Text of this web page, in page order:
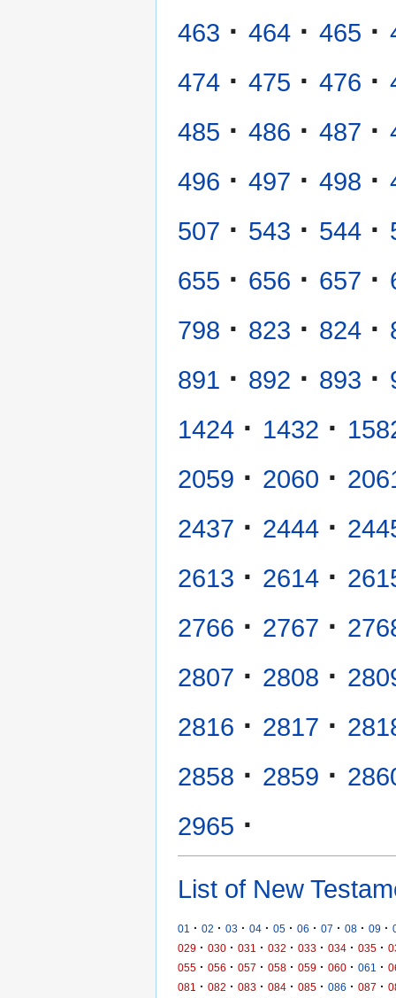
463 · 464 · 465 ·
474 · 475 · 476 ·
485 · 486 · 487 ·
496 · 497 · 498 ·
507 · 543 · 544 ·
655 · 656 · 657 ·
798 · 823 · 824 ·
891 · 892 · 893 ·
1424 · 1432 ·
2059 · 2060 ·
2437 · 2444 ·
2613 · 2614 ·
2766 · 2767 ·
2807 · 2808 ·
2816 · 2817 ·
2858 · 2859 ·
2965 ·
List of New
01 · 02 · 03 · 04 · 05 · 06 · 07 · 08 · 09 ·
029 · 030 · 031 · 032 · 033 · 034 · 035 ·
055 · 056 · 057 · 058 · 059 · 060 · 061 ·
081
· 082 · 083 · 084 · 085 · 086 · 087 ·